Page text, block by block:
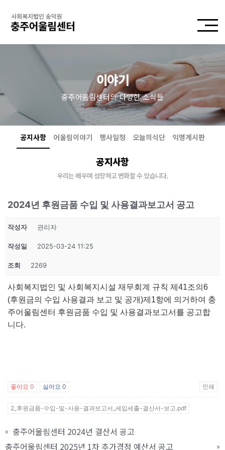
이야기
충주어울림센터의 다양한 소식들
공지사항 어울림이야기 행사일정 오늘의식단 익명게시판
공지사항
우리는 배우며 성장하고 변화할 수 있습니다.
2024년 후원금품 수입 및 사용결과보고서 공고
작성자 관리자
작성일 2025-03-24 11:25
조회 2269
사회복지법인 및 사회복지시설 재무회계 규칙 제41조의6
(후원금의 수입 사용결과 보고 및 공개)제1항에 의거하여 충
주어울림센터 후원금품 수입 및 사용결과보고서를 공고합
니다.
좋아요 0 싫어요 0 인쇄
2_후원금품-수입-및-사용-결과보고서_세입세출-결산서-보고.pdf
«
충주어울림센터 2024년 결산서 공고
충주어울림센터 2025년 1차 추가경정 예산서 공고
»